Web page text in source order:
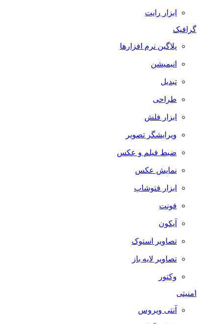
ابزار رایت
گرافیک
پلاگین نرم افزارها
انیمیشن
تبدیل
طراحی
ابزار فلش
ویرایشگر تصویر
ضبط فيلم و عكس
نمایش عکس
ابزار فتوشاپ
فونت
آیکون
تصاویر استوک
تصاویر لایه باز
وکتور
امنیتی
آنتی ویروس